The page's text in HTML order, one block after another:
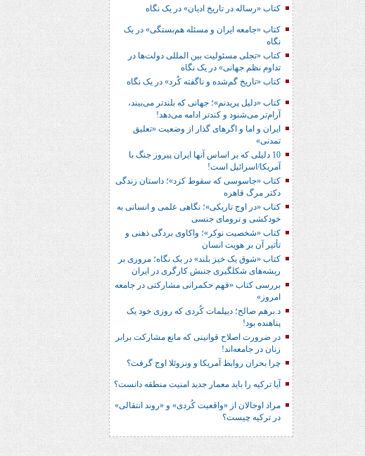
کتاب «رساله در تاریخ ادیان» در یک نگاه
کتاب «جامعه ایران و مسئله هم‌بستگی» در یک
نگاه
کتاب «تجلی مسئولیت بین المللی دولت‌ها در
تداوم نظم جهانی» در یک نگاه
کتاب «تاریخ گم‌شده و ناگفته کُرد» در یک نگاه
کتاب «دلیل پریدنم»؛ جهانی که بلندتر می‌بیند،
آرام‌تر می‌شنود و کندتر ادامه می‌دهد!
ایران و اما و اگرهای گذار از وضعیت «تعلیق
تمدنی»
10 دلیلی که بر اساس آنها ایران پیروز جنگ با
آمریکا/اسرائیل است!
کتاب «جاسوسی که سقوط کرد»؛ داستان زندگی
دکتر مرگ قاهره
کتاب «در اوج تاریکی»؛ نگاهی علمی و انسانی به
خودکشی و ترومای جنسی
کتاب «شخصیت نوکر»؛ واکاوی بردگی ذهنی و
تأثیر آن بر هویت انسان
کتاب «شوق یک خیز بلند» در یک نگاه؛ مروری بر
ریشه‌های شکل‎گیری جنبش کارگری در ایران
بررسی کتاب «فهم حکمرانی مشارکتی در جامعه
امروز»
د.برهم صالح؛ دیپلمات کُردی که روزی خود یک
پناهنده بود!
در ضرورت اصلاح قوانینی که مانع مشارکت برابر
زنان در جامعه‌اند!
چرا بحران روابط آمریکا و ونزوئلا اوج گرفت؟
آیا ترکیه را باید معمار جدید امنیت منطقه دانست؟
مراد اوجالان از «واقعیت کُردی» و «روند انتقالی»
در ترکیه چیست؟